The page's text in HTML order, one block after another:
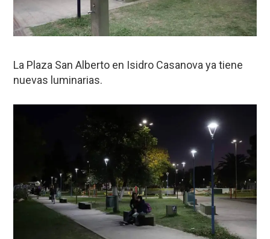
La Plaza San Alberto en Isidro Casanova ya tiene
nuevas luminarias.